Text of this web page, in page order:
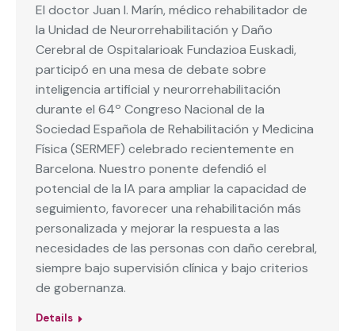
El doctor Juan I. Marín, médico rehabilitador de
la Unidad de Neurorrehabilitación y Daño
Cerebral de Ospitalarioak Fundazioa Euskadi,
participó en una mesa de debate sobre
inteligencia artificial y neurorrehabilitación
durante el 64º Congreso Nacional de la
Sociedad Española de Rehabilitación y Medicina
Física (SERMEF) celebrado recientemente en
Barcelona. Nuestro ponente defendió el
potencial de la IA para ampliar la capacidad de
seguimiento, favorecer una rehabilitación más
personalizada y mejorar la respuesta a las
necesidades de las personas con daño cerebral,
siempre bajo supervisión clínica y bajo criterios
de gobernanza.
Details